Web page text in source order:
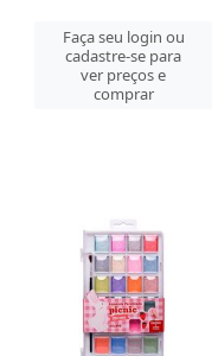
Faça seu login ou
cadastre-se para
ver preços e
comprar